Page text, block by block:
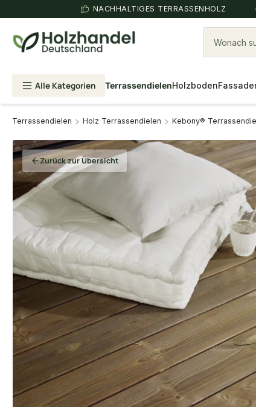
NACHHALTIGES TERRASSENHOLZ
Wonach
Alle Kategorien TerrassendielenHolzboden
Terrassendielen Holz Terrassendielen Kebony®
Zurück zur Übersicht